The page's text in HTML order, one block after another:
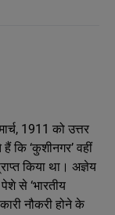
1911 को उत्तर
‘कुशीनगर’ वहीं
किया था। अज्ञेय
पेशे से ‘भारतीय
नौकरी होने के